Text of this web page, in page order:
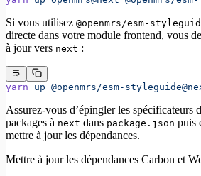
Si vous utilisez @openmrs/esm-
directe dans votre module frontend, vous
à jour vers next :
yarn up @openmrs/esm-
Assurez-vous d’épingler les spécificateurs
packages à next dans package.json puis
mettre à jour les dépendances.
Mettre à jour les dépendances Carbon et